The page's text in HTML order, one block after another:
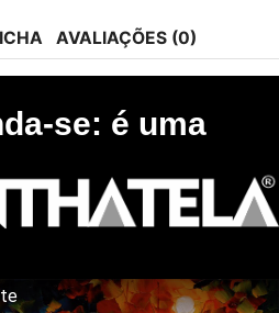
AVALIAÇÕES (0)
se: é uma